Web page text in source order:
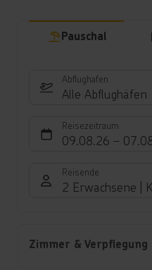
Pauschal
Abflughafen
Alle Abflughäfen
Reisezeitraum
09.08.26 –
Reisende
2 Erwachsene
Zimmer & Verpflegung